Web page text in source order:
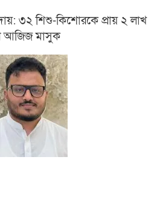
৩২ শিশু-কিশোরকে প্রায় ২ লাখ
আজিজ মাসুক